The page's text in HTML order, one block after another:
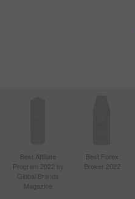
Best Affiliate
Program 2022 by
Global Brands
Magazine
Best Forex
Broker 2022